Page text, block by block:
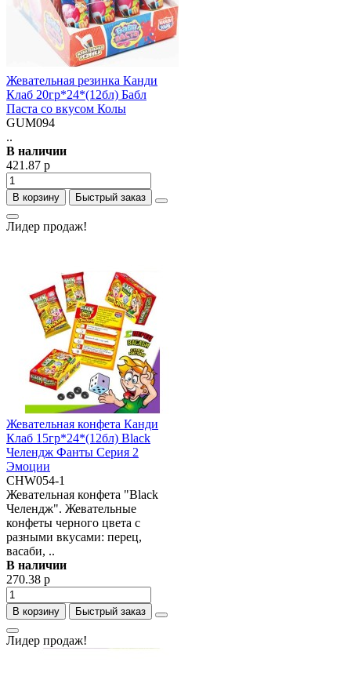
Жевательная резинка Канди
Клаб 20гр*24*(12бл) Бабл
Паста со вкусом Колы
GUM094
..
В наличии
421.87 р
В корзину Быстрый заказ
Лидер продаж!
Жевательная конфета Канди
Клаб 15гр*24*(12бл) Black
Челендж Фанты Серия 2
Эмоции
CHW054-1
Жевательная конфета "Black
Челендж". Жевательные
конфеты черного цвета с
разными вкусами: перец,
васаби, ..
В наличии
270.38 р
В корзину Быстрый заказ
Лидер продаж!